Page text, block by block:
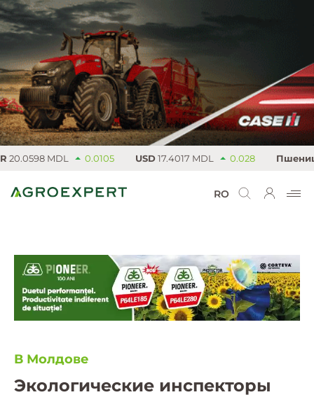
MDL 0.0105 USD17.4017 MDL 0.028 Пшеница
RO
В Молдове
Экологические инспекторы